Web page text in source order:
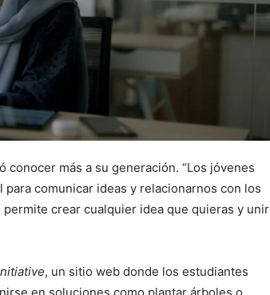
más a su generación. “Los jóvenes
comunicar ideas y relacionarnos con los
crear cualquier idea que quieras y unir
, un sitio web donde los estudiantes